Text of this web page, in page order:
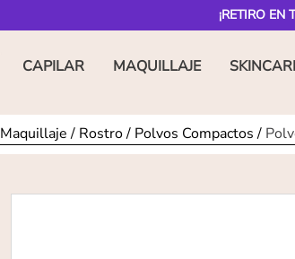
¡RETIRO EN
CAPILAR MAQUILLAJE
Maquillaje Rostro Polvos Compactos